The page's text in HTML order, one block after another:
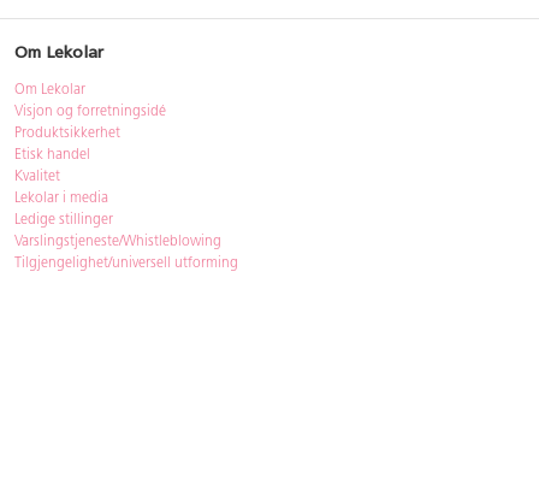
Om Lekolar
Om Lekolar
Visjon og forretningsidé
Produktsikkerhet
Etisk handel
Kvalitet
Lekolar i media
Ledige stillinger
Varslingstjeneste/Whistleblowing
Tilgjengelighet/universell utforming